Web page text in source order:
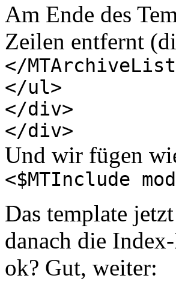
Am Ende des
Zeilen entfernt
</
</ul>
</div>
</div>
Und wir fügen
<$MTInclude
Das template
danach die
ok? Gut, weiter: